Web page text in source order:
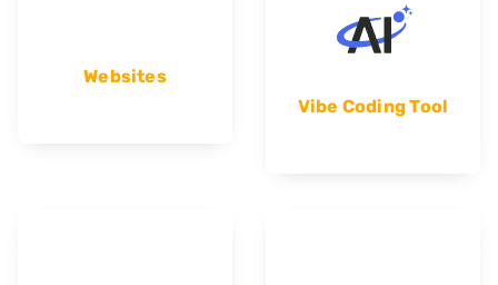
Websites
Vibe Coding Tool